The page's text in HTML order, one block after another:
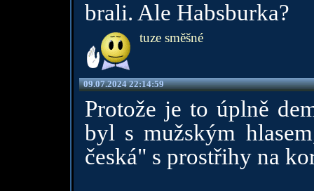
brali. Ale Habsburka?
tuze směšné
09.07.2024 22:14:59
Protože je to úplně
byl s mužským
česká" s prostřihy na